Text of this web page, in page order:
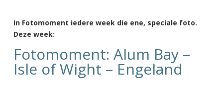
In Fotomoment iedere week die ene, speciale foto.
Deze week:
Fotomoment: Alum Bay –
Isle of Wight – Engeland